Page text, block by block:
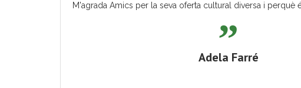
M'agrada Amics per la seva oferta cultural diversa i perquè
Adela Farré